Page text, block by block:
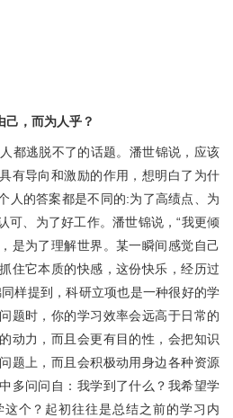
己，而为人乎？
逃脱不了的话题。潘世锦说，应该
有导向和激励的作用，想明白了为什
人的答案都是不同的:为了高绩点、为
可、为了好工作。潘世锦说，“我更倾
是为了理解世界。某一瞬间感觉自己
住它本质的快感，这份快乐，经历过
样提到，科研立项也是一种很好的学
题时，你的学习效率会远高于日常的
动力，而且会更有目的性，会把知识
题上，而且会积极动用身边各种资源
多问问自：我学到了什么？我希望学
个？起初往往是总结之前的学习内